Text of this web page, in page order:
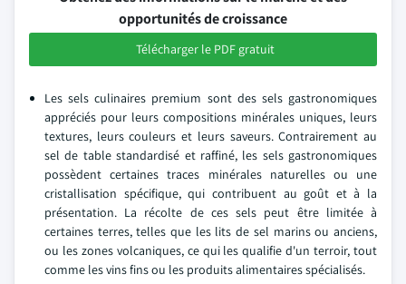
opportunités de croissance
Télécharger le PDF gratuit
Les sels culinaires premium sont des sels gastronomiques
appréciés pour leurs compositions minérales uniques, leurs
textures, leurs couleurs et leurs saveurs. Contrairement au
sel de table standardisé et raffiné, les sels gastronomiques
possèdent certaines traces minérales naturelles ou une
cristallisation spécifique, qui contribuent au goût et à la
présentation. La récolte de ces sels peut être limitée à
certaines terres, telles que les lits de sel marins ou anciens,
ou les zones volcaniques, ce qui les qualifie d'un terroir, tout
comme les vins fins ou les produits alimentaires spécialisés.